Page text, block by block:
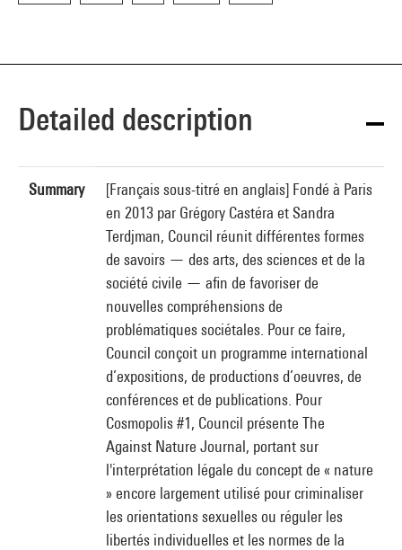
Detailed description
Summary
[Français sous-titré en anglais] Fondé à Paris
en 2013 par Grégory Castéra et Sandra
Terdjman, Council réunit différentes formes
de savoirs — des arts, des sciences et de la
société civile — afin de favoriser de
nouvelles compréhensions de
problématiques sociétales. Pour ce faire,
Council conçoit un programme international
d’expositions, de productions d’oeuvres, de
conférences et de publications. Pour
Cosmopolis #1, Council présente The
Against Nature Journal, portant sur
l'interprétation légale du concept de « nature
» encore largement utilisé pour criminaliser
les orientations sexuelles ou réguler les
libertés individuelles et les normes de la